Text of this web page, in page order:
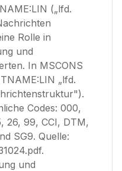
(„lfd.
Rolle in
und
In MSCONS
„lfd.
Codes: 000,
26, 99, CCI, DTM,
SG9. Quelle:
und